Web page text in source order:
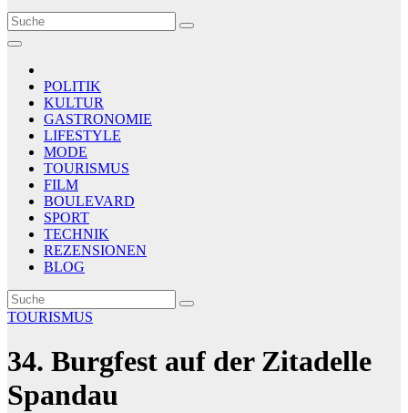
Le Matin
AGENCE DE PRESSE
POLITIK
KULTUR
GASTRONOMIE
LIFESTYLE
MODE
TOURISMUS
FILM
BOULEVARD
SPORT
TECHNIK
REZENSIONEN
BLOG
TOURISMUS
34. Burgfest auf der Zitadelle
Spandau